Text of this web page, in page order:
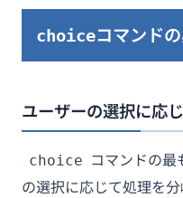
choiceコマンド
ユーザーの選択に応
choice コマンドの
の選択に応じて処理を分